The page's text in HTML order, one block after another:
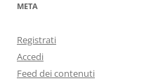
META
Registrati
Accedi
Feed dei contenuti